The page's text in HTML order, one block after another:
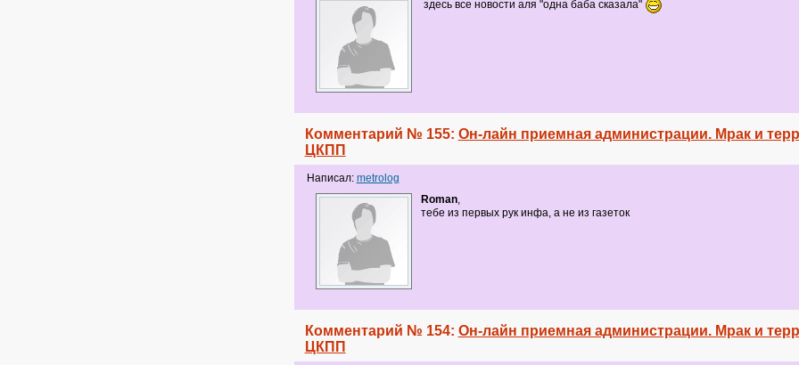
здесь все новости аля "одна баба сказала"
Комментарий № 155: Он-лайн приемная администрации. Мрак и
ЦКПП
Написал: metrolog
Roman,
тебе из первых рук инфа, а не из газеток
Комментарий № 154: Он-лайн приемная администрации. Мрак и
ЦКПП